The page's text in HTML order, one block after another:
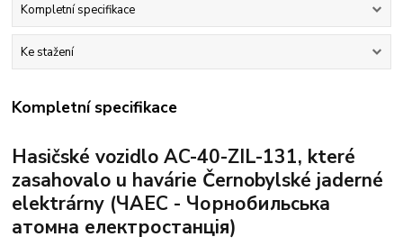
Kompletní specifikace
Ke stažení
Kompletní specifikace
Hasičské vozidlo AC-40-ZIL-131, které
zasahovalo u havárie Černobylské jaderné
elektrárny (ЧАЕС - Чорнобильська
атомна електростанція)